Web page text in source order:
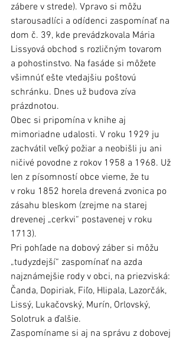
zábere v strede). Vpravo si môžu
starousadlíci a odídenci zaspomínať na
dom č. 39, kde prevádzkovala Mária
Lissyová obchod s rozličným tovarom
a pohostinstvo. Na fasáde si môžete
všimnúť ešte vtedajšiu poštovú
schránku. Dnes už budova zíva
prázdnotou.
Obec si pripomína v knihe aj
mimoriadne udalosti. V roku 1929 ju
zachvátil veľký požiar a neobišli ju ani
ničivé povodne z rokov 1958 a 1968. Už
len z písomností obce vieme, že tu
v roku 1852 horela drevená zvonica po
zásahu bleskom (zrejme na starej
drevenej „cerkvi“ postavenej v roku
1713).
Pri pohľade na dobový záber si môžu
„tudyzdejší“ zaspomínať na azda
najznámejšie rody v obci, na priezviská:
Čanda, Dopiriak, Fiľo, Hlipala, Lazorčák,
Lissý, Lukačovský, Murín, Orlovský,
Solotruk a ďalšie.
Zaspomíname si aj na správu z dobovej